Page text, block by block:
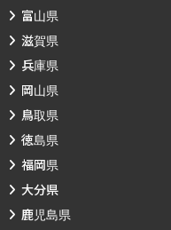
富山県
滋賀県
兵庫県
岡山県
鳥取県
徳島県
福岡県
大分県
鹿児島県